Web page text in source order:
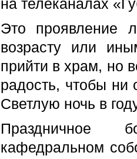
на телеканалах
Это проявление
возрасту или
прийти в храм, но
радость, чтобы
Светлую ночь в
Праздничное
кафедральном